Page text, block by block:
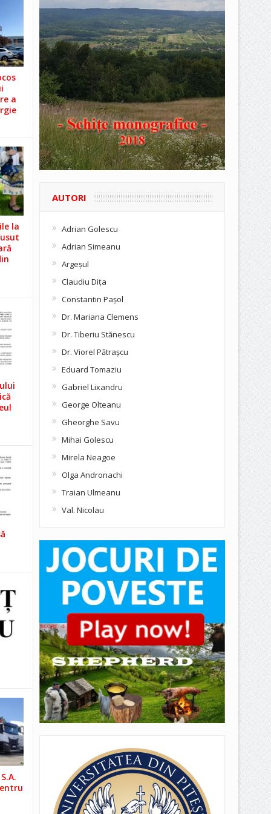
a
la
AUTORI
Adrian Golescu
Adrian Simeanu
Argeşul
Claudiu Diţa
Constantin Pașol
Dr. Mariana Clemens
Dr. Tiberiu Stănescu
Dr. Viorel Pătraşcu
Eduard Tomaziu
Gabriel Lixandru
George Olteanu
Gheorghe Savu
Mihai Golescu
Mirela Neagoe
Olga Andronachi
Traian Ulmeanu
Val. Nicolau